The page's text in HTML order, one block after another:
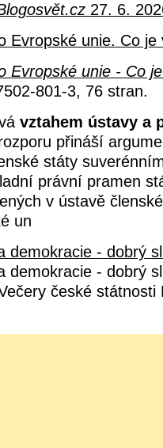
27. 6.
Evropské unie. Co je
Evropské unie - Co
801-3, 76 stran.
vztahem ústavy a
přináší
státy
právní pramen
v ústavě
un
demokracie - dobrý
demokracie - dobrý
české státnosti